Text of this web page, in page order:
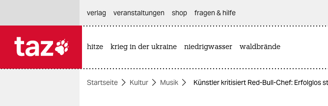
themen
verlag
veranstaltungen shop fragen & hilfe
hitze krieg in der ukraine niedrigwasser waldbrände
Startseite Kultur Musik Künstler kritisiert Red-Bull-Chef: Erfolglos